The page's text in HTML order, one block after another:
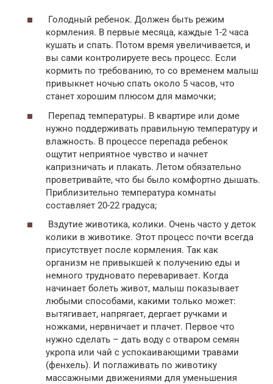
Голодный ребенок. Должен быть режим
кормления. В первые месяца, каждые 1-2 часа
кушать и спать. Потом время увеличивается, и
вы сами контролируете весь процесс. Если
кормить по требованию, то со временем малыш
привыкнет ночью спать около 5 часов, что
станет хорошим плюсом для мамочки;
Перепад температуры. В квартире или доме
нужно поддерживать правильную температуру и
влажность. В процессе перепада ребенок
ощутит неприятное чувство и начнет
капризничать и плакать. Летом обязательно
проветривайте, что бы было комфортно дышать.
Приблизительно температура комнаты
составляет 20-22 градуса;
Вздутие животика, колики. Очень часто у деток
колики в животике. Этот процесс почти всегда
присутствует после кормления. Так как
организм не привыкшей к получению еды и
немного трудновато переваривает. Когда
начинает болеть живот, малыш показывает
любыми способами, какими только может:
вытягивает, напрягает, дергает ручками и
ножками, нервничает и плачет. Первое что
нужно сделать – дать воду с отваром семян
укропа или чай с успокаивающими травами
(фенхель). И поглаживать по животику
массажными движениями для уменьшения